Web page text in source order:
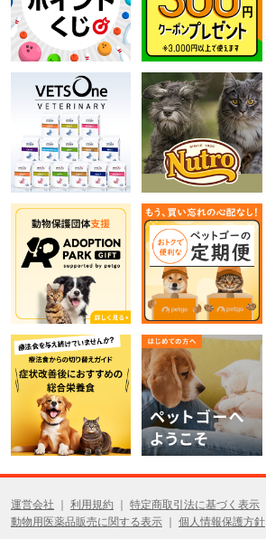
運営会社 利用規約
特定商取引法に基づく表示
動物用医薬品販売に関する表示
個人情報保護方針